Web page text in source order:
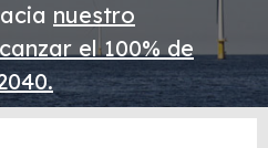
nuestro
el 100% de